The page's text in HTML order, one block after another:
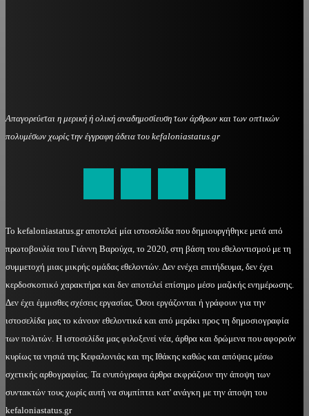
Απαγορεύεται η μερική ή ολική αναδημοσίευση των άρθρων και των οπτικών
πολυμέσων χωρίς την έγγραφη άδεια του kefaloniastatus.gr
Το kefaloniastatus.gr αποτελεί μία ιστοσελίδα που δημιουργήθηκε μετά από
πρωτοβουλία του Γιάννη Βαρούχα, το 2020, στη βάση του εθελοντισμού με τη
συμμετοχή μιας μικρής ομάδας εθελοντών. Δεν ενέχει επιτήδευμα, δεν έχει
κερδοσκοπικό χαρακτήρα και δεν αποτελεί επίσημο μέσο μαζικής ενημέρωσης.
Δεν έχει έμμισθες σχέσεις εργασίας. Όσοι εργάζονται ή γράφουν για την
ιστοσελίδα μας το κάνουν εθελοντικά και από μεράκι προς τη δημοσιογραφία
των πολιτών. Η ιστοσελίδα μας φιλοξενεί νέα, άρθρα και δρώμενα που αφορούν
κυρίως τα νησιά της Κεφαλονιάς και της Ιθάκης καθώς και απόψεις μέσω
σχετικής αρθογραφίας. Τα ενυπόγραφα άρθρα εκφράζουν την άποψη των
συντακτών τους χωρίς αυτή να συμπίπτει κατ' ανάγκη με την άποψη του
kefaloniastatus.gr